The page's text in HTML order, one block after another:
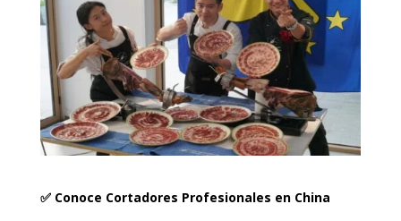
✅ Conoce Cortadores Profesionales en China